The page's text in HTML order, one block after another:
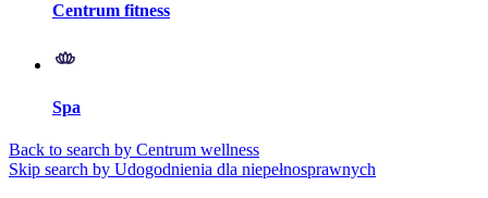
Centrum fitness
Spa
Back to search by Centrum wellness
Skip search by Udogodnienia dla niepełnosprawnych